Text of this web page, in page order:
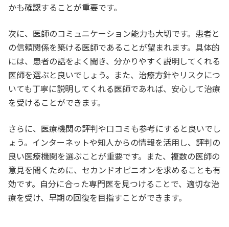
かも確認することが重要です。
次に、医師のコミュニケーション能力も大切です。患者と
の信頼関係を築ける医師であることが望まれます。具体的
には、患者の話をよく聞き、分かりやすく説明してくれる
医師を選ぶと良いでしょう。また、治療方針やリスクにつ
いても丁寧に説明してくれる医師であれば、安心して治療
を受けることができます。
さらに、医療機関の評判や口コミも参考にすると良いでし
ょう。インターネットや知人からの情報を活用し、評判の
良い医療機関を選ぶことが重要です。また、複数の医師の
意見を聞くために、セカンドオピニオンを求めることも有
効です。自分に合った専門医を見つけることで、適切な治
療を受け、早期の回復を目指すことができます。